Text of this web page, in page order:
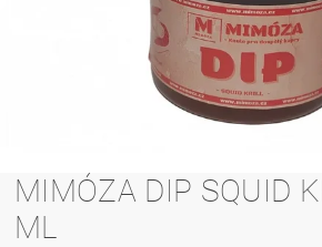
MIMÓZA DIP SQUID
ML